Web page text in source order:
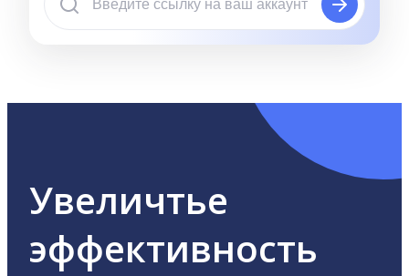
Увеличтье
эффективность